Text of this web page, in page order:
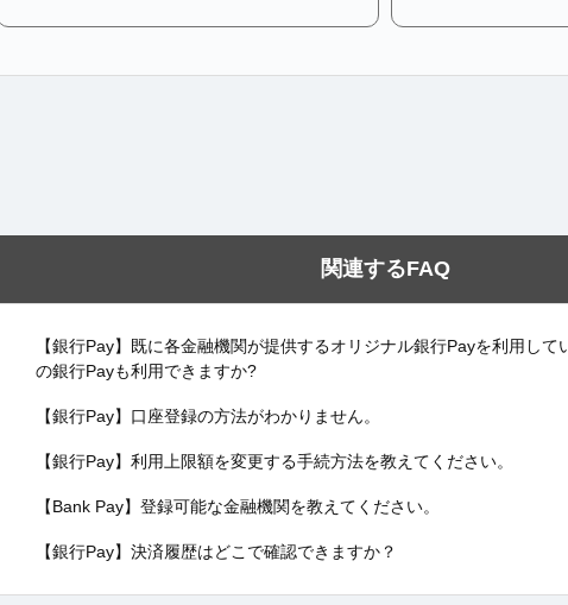
関連するFAQ
【銀行Pay】既に各金融機関が提供するオリジナル銀行Payを利用して
の銀行Payも利用できますか?
【銀行Pay】口座登録の方法がわかりません。
【銀行Pay】利用上限額を変更する手続方法を教えてください。
【Bank Pay】登録可能な金融機関を教えてください。
【銀行Pay】決済履歴はどこで確認できますか？